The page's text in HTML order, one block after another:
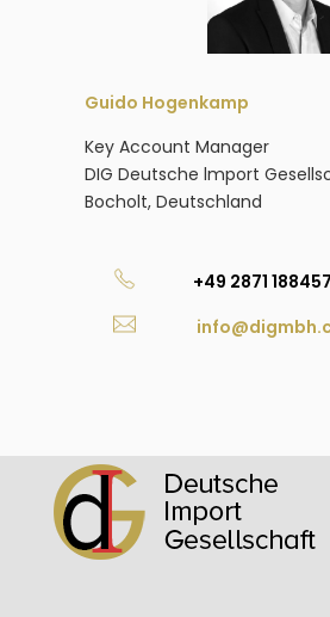
Guido Hogenkamp
Key Account Manager
DIG Deutsche lmport
Bocholt, Deutschland
+49 2871 188457